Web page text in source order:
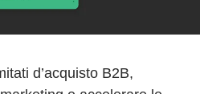
d’acquisto B2B,